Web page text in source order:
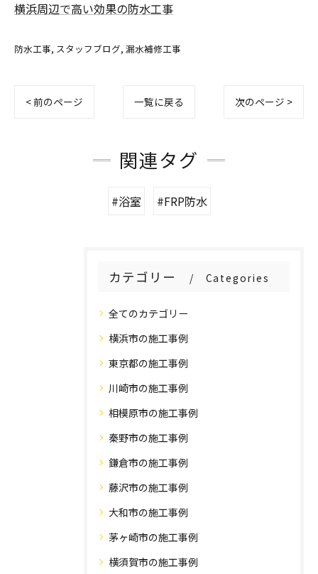
横浜周辺で高い効果の防水工事
防水工事 スタッフブログ 漏水補修工事
< 前のページ 一覧に戻る 次のページ >
関連タグ
#浴室 #FRP防水
カテゴリー Categories
全てのカテゴリー
横浜市の施工事例
東京都の施工事例
川崎市の施工事例
相模原市の施工事例
秦野市の施工事例
鎌倉市の施工事例
藤沢市の施工事例
大和市の施工事例
茅ヶ崎市の施工事例
横須賀市の施工事例